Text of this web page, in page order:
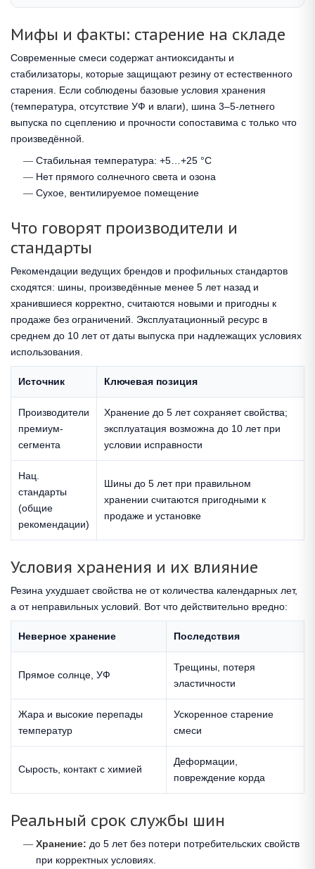
Мифы и факты: старение на складе
Современные смеси содержат антиоксиданты и
стабилизаторы, которые защищают резину от естественного
старения. Если соблюдены базовые условия хранения
(температура, отсутствие УФ и влаги), шина 3–5-летнего
выпуска по сцеплению и прочности сопоставима с только что
произведённой.
Стабильная температура: +5…+25 °C
Нет прямого солнечного света и озона
Сухое, вентилируемое помещение
Что говорят производители и
стандарты
Рекомендации ведущих брендов и профильных стандартов
сходятся: шины, произведённые менее 5 лет назад и
хранившиеся корректно, считаются новыми и пригодны к
продаже без ограничений. Эксплуатационный ресурс в
среднем до 10 лет от даты выпуска при надлежащих условиях
использования.
Источник Ключевая позиция
Производители
премиум-
сегмента
Хранение до 5 лет сохраняет свойства;
эксплуатация возможна до 10 лет при
условии исправности
Нац.
стандарты
(общие
рекомендации)
Шины до 5 лет при правильном
хранении считаются пригодными к
продаже и установке
Условия хранения и их влияние
Резина ухудшает свойства не от количества календарных лет,
а от неправильных условий. Вот что действительно вредно:
Неверное хранение Последствия
Прямое солнце, УФ
Трещины, потеря
эластичности
Жара и высокие перепады
температур
Ускоренное старение
смеси
Сырость, контакт с химией
Деформации,
повреждение корда
Реальный срок службы шин
Хранение: до 5 лет без потери потребительских свойств
при корректных условиях.